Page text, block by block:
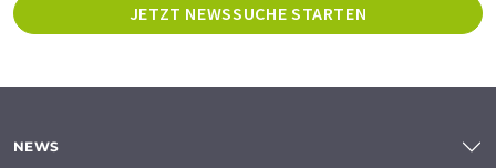
JETZT NEWSSUCHE STARTEN
NEWS